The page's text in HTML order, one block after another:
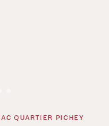
QUARTIER PICHEY